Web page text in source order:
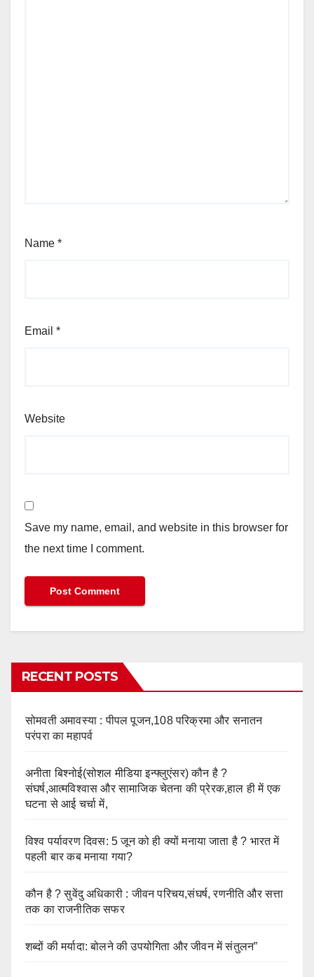
Name *
Email *
Website
Save my name, email, and website in this browser for
the next time I comment.
RECENT POSTS
सोमवती अमावस्या : पीपल पूजन,108 परिक्रमा और सनातन
परंपरा का महापर्व
अनीता बिश्नोई(सोशल मीडिया इन्फ्लुएंसर) कौन है ?
संघर्ष,आत्मविश्वास और सामाजिक चेतना की प्रेरक,हाल ही में एक
घटना से आई चर्चा में,
विश्व पर्यावरण दिवस: 5 जून को ही क्यों मनाया जाता है ? भारत में
पहली बार कब मनाया गया?
कौन है ? सुवेंदु अधिकारी : जीवन परिचय,संघर्ष, रणनीति और सत्ता
तक का राजनीतिक सफर
शब्दों की मर्यादा: बोलने की उपयोगिता और जीवन में संतुलन”